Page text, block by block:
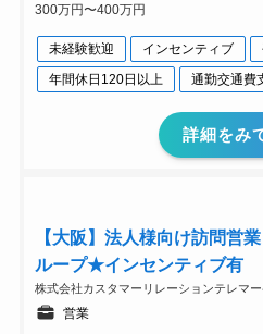
300万円〜400万円
未経験歓迎 インセンティブ
年間休日120日以上
通勤交通費
詳細をみ
【大阪】法人様向け訪問営
ループ★インセンティブ有
株式会社カスタマーリレーションテレマ
営業